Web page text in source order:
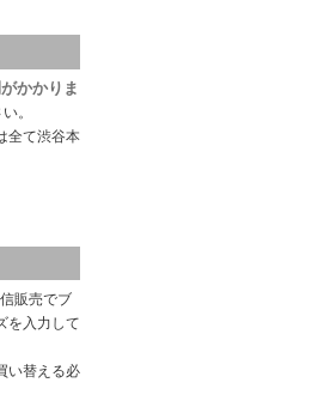
かかりま
。
全て渋谷本
販売でブ
を入力して
い替える必